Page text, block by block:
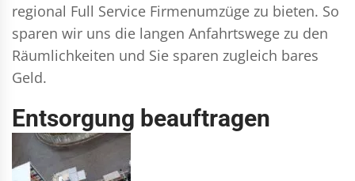
regional Full Service Firmenumzüge zu bieten. So
sparen wir uns die langen Anfahrtswege zu den
Räumlichkeiten und Sie sparen zugleich bares
Geld.
Entsorgung beauftragen